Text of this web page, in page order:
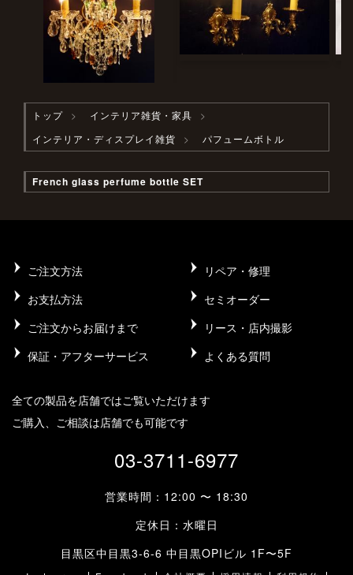
トップ
インテリア雑貨・家具
インテリア・ディスプレイ雑貨
パフュームボトル
French glass perfume bottle SET
ご注文方法
リペア・修理
お支払方法
セミオーダー
ご注文からお届けまで
リース・店内撮影
保証・アフターサービス
よくある質問
全ての製品を店舗ではご覧いただけます
ご購入、ご相談は店舗でも可能です
03-3711-6977
営業時間：12:00 〜 18:30
定休日：水曜日
目黒区中目黒3-6-6 中目黒OPIビル 1F〜5F